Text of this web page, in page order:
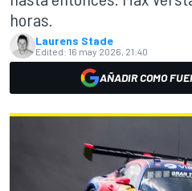
horas.
Laurens Stade
Edited: 16 may 2026, 21:40
AÑADIR COMO